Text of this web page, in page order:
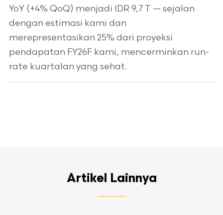
YoY (+4% QoQ) menjadi IDR 9,7 T — sejalan
dengan estimasi kami dan
merepresentasikan 25% dari proyeksi
pendapatan FY26F kami, mencerminkan run-
rate kuartalan yang sehat.
Artikel Lainnya